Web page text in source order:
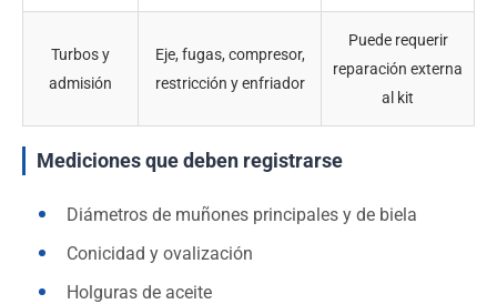
Turbos y
admisión
Eje, fugas, compresor,
restricción y enfriador
Puede requerir
reparación externa
al kit
Mediciones que deben registrarse
Diámetros de muñones principales y de biela
Conicidad y ovalización
Holguras de aceite